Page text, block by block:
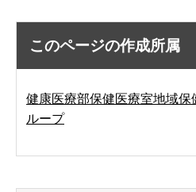
このページの作成所属
健康医療部保健医療室地域
ループ